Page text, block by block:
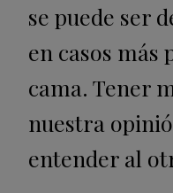
se puede ser
en casos más
cama. Tener
nuestra
entender al